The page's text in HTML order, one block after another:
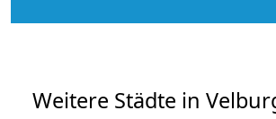
Weitere Städte in